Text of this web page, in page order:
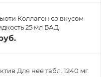
Коллаген со вкусом
25 мл БАД
Для неё табл. 1240 мг